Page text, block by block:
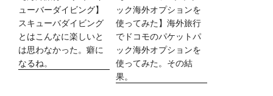
ューバーダイビング】
スキューバダイビング
とはこんなに楽しいと
は思わなかった。癖に
なるね。
ック海外オプションを
使ってみた】海外旅行
でドコモのパケットパ
ック海外オプションを
使ってみた。その結
果。